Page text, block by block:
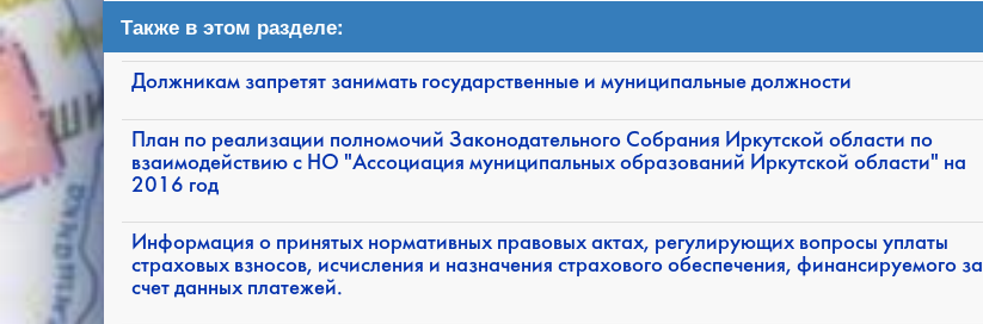
Также в этом разделе:
Должникам запретят занимать государственные и муниципальные должности
План по реализации полномочий Законодательного Собрания Иркутской области по
взаимодействию с НО "Ассоциация муниципальных образований Иркутской области" на
2016 год
Информация о принятых нормативных правовых актах, регулирующих вопросы уплаты
страховых взносов, исчисления и назначения страхового обеспечения, финансируемого за
счет данных платежей.